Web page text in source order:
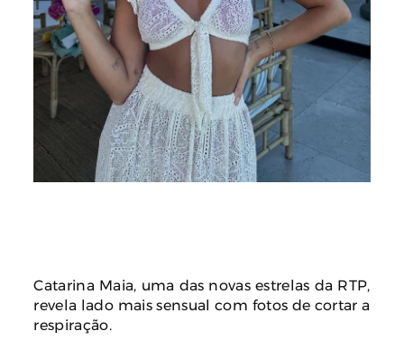
Catarina Maia, uma das novas estrelas da RTP,
revela lado mais sensual com fotos de cortar a
respiração.